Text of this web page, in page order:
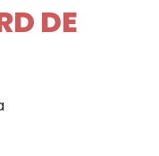
de travail,
DE